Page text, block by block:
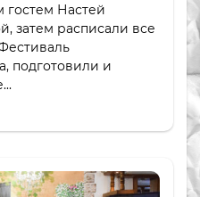
гостем Настей
затем расписали все
подготовили и